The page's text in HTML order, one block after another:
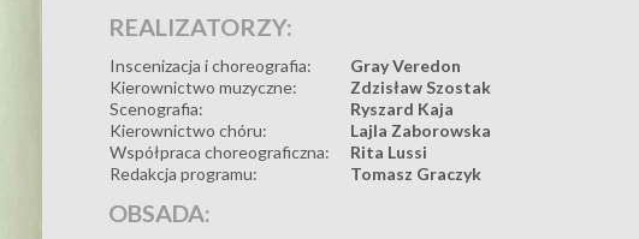
REALIZATORZY:
Inscenizacja i choreografia:
Gray Veredon
Kierownictwo muzyczne:
Zdzisław Szostak
Scenografia:
Ryszard Kaja
Kierownictwo chóru:
Lajla Zaborowska
Współpraca choreograficzna:
Rita Lussi
Redakcja programu:
Tomasz Graczyk
OBSADA: